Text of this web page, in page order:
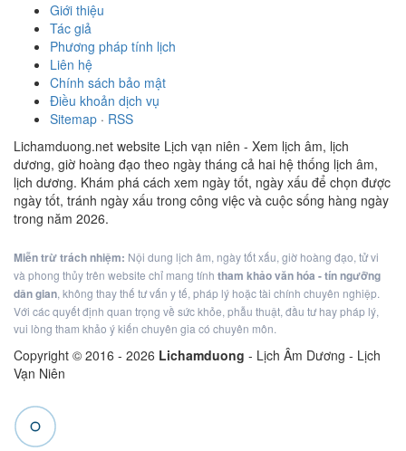
Giới thiệu
Tác giả
Phương pháp tính lịch
Liên hệ
Chính sách bảo mật
Điều khoản dịch vụ
Sitemap · RSS
Lichamduong.net website Lịch vạn niên - Xem lịch âm, lịch
dương, giờ hoàng đạo theo ngày tháng cả hai hệ thống lịch âm,
lịch dương. Khám phá cách xem ngày tốt, ngày xấu để chọn được
ngày tốt, tránh ngày xấu trong công việc và cuộc sống hàng ngày
trong năm 2026.
Miễn trừ trách nhiệm: Nội dung lịch âm, ngày tốt xấu, giờ hoàng đạo, tử vi
và phong thủy trên website chỉ mang tính tham khảo văn hóa - tín ngưỡng
dân gian, không thay thế tư vấn y tế, pháp lý hoặc tài chính chuyên nghiệp.
Với các quyết định quan trọng về sức khỏe, phẫu thuật, đầu tư hay pháp lý,
vui lòng tham khảo ý kiến chuyên gia có chuyên môn.
Copyright © 2016 - 2026 Lichamduong - Lịch Âm Dương - Lịch
Vạn Niên